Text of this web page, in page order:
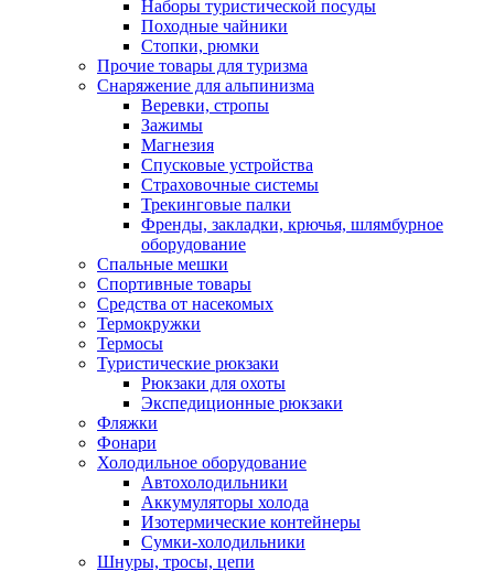
Наборы туристической посуды
Походные чайники
Стопки, рюмки
Прочие товары для туризма
Снаряжение для альпинизма
Веревки, стропы
Зажимы
Магнезия
Спусковые устройства
Страховочные системы
Трекинговые палки
Френды, закладки, крючья, шлямбурное
оборудование
Спальные мешки
Спортивные товары
Средства от насекомых
Термокружки
Термосы
Туристические рюкзаки
Рюкзаки для охоты
Экспедиционные рюкзаки
Фляжки
Фонари
Холодильное оборудование
Автохолодильники
Аккумуляторы холода
Изотермические контейнеры
Сумки-холодильники
Шнуры, тросы, цепи